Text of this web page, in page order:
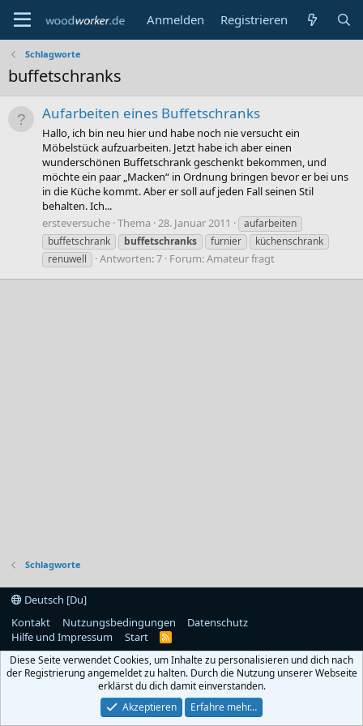
Anmelden Registrieren
Schlagworte
buffetschranks
Aufarbeiten eines Buffetschranks
Hallo, ich bin neu hier und habe noch nie versucht ein
Möbelstück aufzuarbeiten. Jetzt habe ich aber einen
wunderschönen Buffetschrank geschenkt bekommen, und
möchte ein paar „Macken“ in Ordnung bringen bevor er bei uns
in die Küche kommt. Aber er soll auf jeden Fall seinen Stil
behalten. Ich...
ersteversuche Thema 28. Januar 2011
aufarbeiten
buffetschrank
buffetschranks furnier
küchenschrank
renuwell
Antworten: 7 Forum:Amateur fragt
Schlagworte
Deutsch [Du]
Kontakt
Nutzungsbedingungen
Datenschutz
Hilfe und Impressum
Start
R
S
Diese Seite verwendet Cookies, um Inhalte zu personalisieren und dich nach
der Registrierung angemeldet zu halten. Durch die Nutzung unserer Webseite
erklärst du dich damit einverstanden.
Akzeptieren
Erfahre mehr…